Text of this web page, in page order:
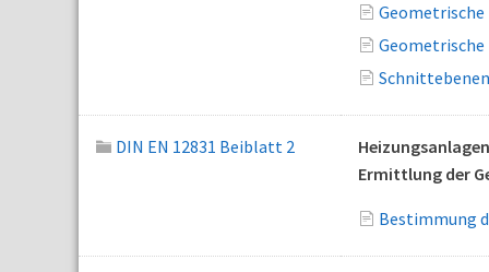
DIN EN 12831 Beiblatt 2
Ermittlung der
Bestimmung